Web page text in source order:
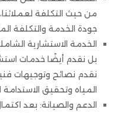
من حيث التكلفة
جودة الخدمة والتكلفة
الخدمة الاستشارية
بل نقدم أيضًا خدمات
نقدم نصائح وتوجيهات
المياه وتحقيق الاستدامة
الدعم والصيانة: بعد